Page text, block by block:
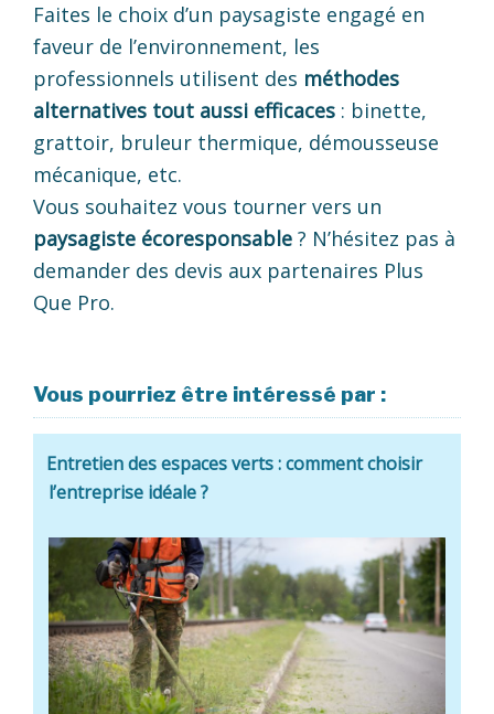
Faites le choix d’un paysagiste engagé en
faveur de l’environnement, les
professionnels utilisent des méthodes
alternatives tout aussi efficaces : binette,
grattoir, bruleur thermique, démousseuse
mécanique, etc.
Vous souhaitez vous tourner vers un
paysagiste écoresponsable ? N’hésitez pas à
demander des devis aux partenaires Plus
Que Pro.
Vous pourriez être intéressé par :
Entretien des espaces verts : comment choisir
l’entreprise idéale ?